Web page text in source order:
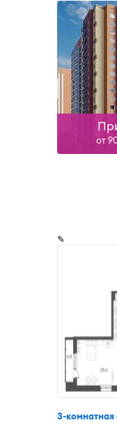
от
✎
3-комнатная